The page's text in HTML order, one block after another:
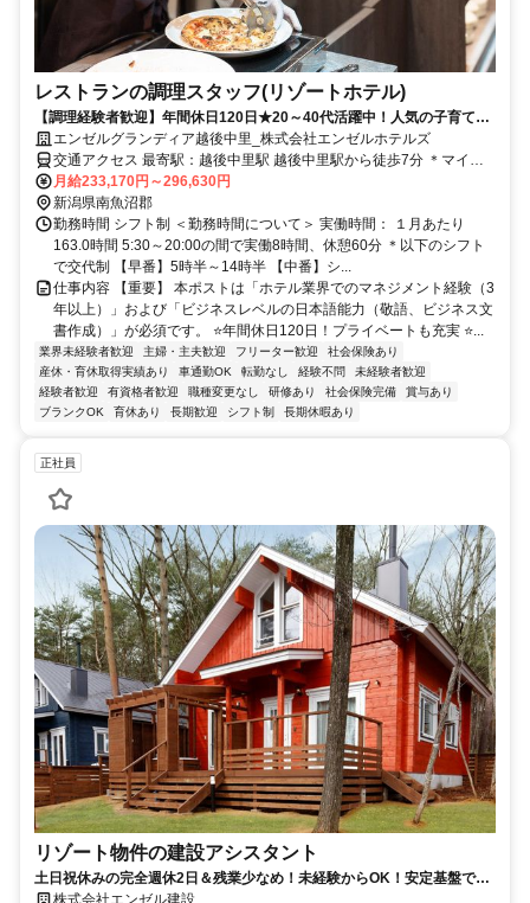
レストランの調理スタッフ(リゾートホテル)
【調理経験者歓迎】年間休日120日★20～40代活躍中！人気の子育て応
援リゾートホテル 日本語能力試験（N1）相当の方◎
エンゼルグランディア越後中里_株式会社エンゼルホテルズ
交通アクセス 最寄駅：越後中里駅 越後中里駅から徒歩7分 ＊マイカ
ー・バイク・自転車通勤OK！駐車場完備！ 【勤務地】 新潟県南魚沼
郡湯沢町土樽4707-1（エンゼルグランディア越後中里）
月給233,170円～296,630円
新潟県南魚沼郡
勤務時間 シフト制 ＜勤務時間について＞ 実働時間： １月あたり
163.0時間 5:30～20:00の間で実働8時間、休憩60分 ＊以下のシフト
で交代制 【早番】5時半～14時半 【中番】シ...
仕事内容 【重要】 本ポストは「ホテル業界でのマネジメント経験（3
年以上）」および「ビジネスレベルの日本語能力（敬語、ビジネス文
書作成）」が必須です。 ⭐️年間休日120日！プライベートも充実 ⭐️...
業界未経験者歓迎 主婦・主夫歓迎 フリーター歓迎
社会保険あり
産休・育休取得実績あり
車通勤OK 転勤なし 経験不問
未経験者歓迎
経験者歓迎
有資格者歓迎 職種変更なし 研修あり 社会保険完備
賞与あり
ブランクOK
育休あり 長期歓迎 シフト制 長期休暇あり
正社員
リゾート物件の建設アシスタント
土日祝休みの完全週休2日＆残業少なめ！未経験からOK！安定基盤で長
く活躍◎
株式会社エンゼル建設